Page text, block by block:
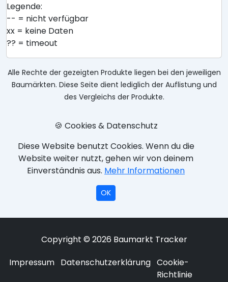
Legende:
-- = nicht verfügbar
xx = keine Daten
?? = timeout
Alle Rechte der gezeigten Produkte liegen bei den jeweiligen
Baumärkten. Diese Seite dient lediglich der Auflistung und
des Vergleichs der Produkte.
🍪 Cookies & Datenschutz
Diese Website benutzt Cookies. Wenn du die
Website weiter nutzt, gehen wir von deinem
Einverständnis aus. Mehr Informationen
OK
Copyright © 2026 Baumarkt Tracker
Impressum Datenschutzerklärung Cookie-
Richtlinie